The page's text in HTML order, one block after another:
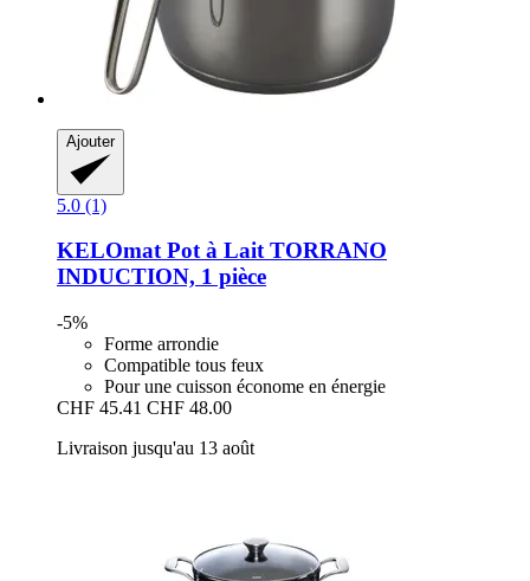
Ajouter
5.0 (1)
KELOmatPot à Lait TORRANO
INDUCTION, 1 pièce
-5%
Forme arrondie
Compatible tous feux
Pour une cuisson économe en énergie
CHF 45.41 CHF 48.00
Livraison jusqu'au 13 août